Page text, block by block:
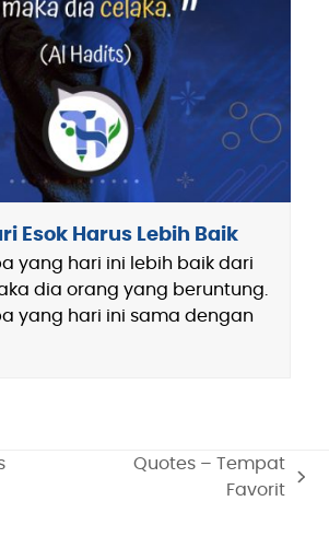
Esok Harus Lebih Baik
yang hari ini lebih baik dari
dia orang yang beruntung.
yang hari ini sama dengan
Quotes – Tempat
Favorit